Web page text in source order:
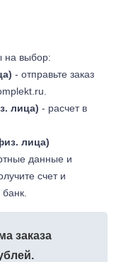
на выбор:
- отправьте заказ
лица) - расчет в
лица)
данные и
счет и
заказа